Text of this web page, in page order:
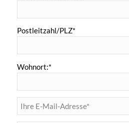
Postleitzahl/PLZ*
Wohnort:*